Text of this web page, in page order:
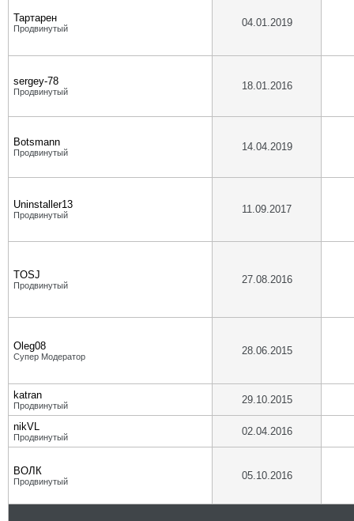
Тартарен
Продвинутый 04.01.2019
sergey-78
Продвинутый 18.01.2016
Botsmann
Продвинутый 14.04.2019
Uninstaller13
Продвинутый 11.09.2017
TOSJ
Продвинутый 27.08.2016
Oleg08
Супер Модератор 28.06.2015
katran
Продвинутый 29.10.2015
nikVL
Продвинутый 02.04.2016
ВОЛК
Продвинутый 05.10.2016